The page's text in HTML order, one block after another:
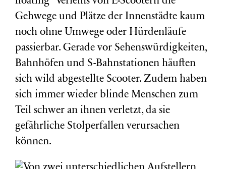
Gehwege und Plätze der Innenstädte kaum
noch ohne Umwege oder Hürdenläufe
passierbar. Gerade vor Sehenswürdigkeiten,
Bahnhöfen und S-Bahnstationen häuften
sich wild abgestellte Scooter. Zudem haben
sich immer wieder blinde Menschen zum
Teil schwer an ihnen verletzt, da sie
gefährliche Stolperfallen verursachen
können.